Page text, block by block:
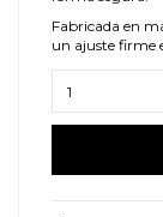
Fabricada en
un ajuste firme